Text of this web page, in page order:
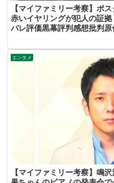
【マイファミリー考察】ポ
赤いイヤリングが犯人の証
バレ評価黒幕評判感想批判
じ伏線まとめ・高橋メアリ
エンタメ
【マイファミリー考察】鳴